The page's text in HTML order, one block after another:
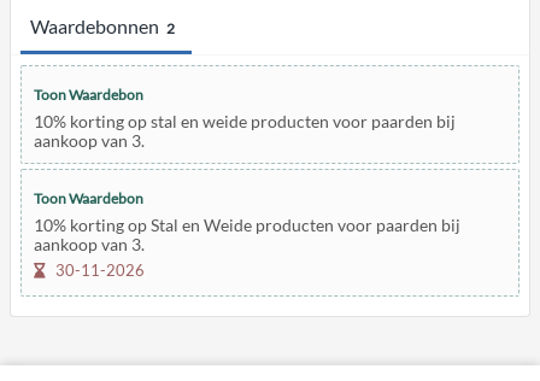
Waardebonnen 2
Toon Waardebon
10% korting op stal en weide producten voor paarden bij
aankoop van 3.
Toon Waardebon
10% korting op Stal en Weide producten voor paarden bij
aankoop van 3.
30-11-2026